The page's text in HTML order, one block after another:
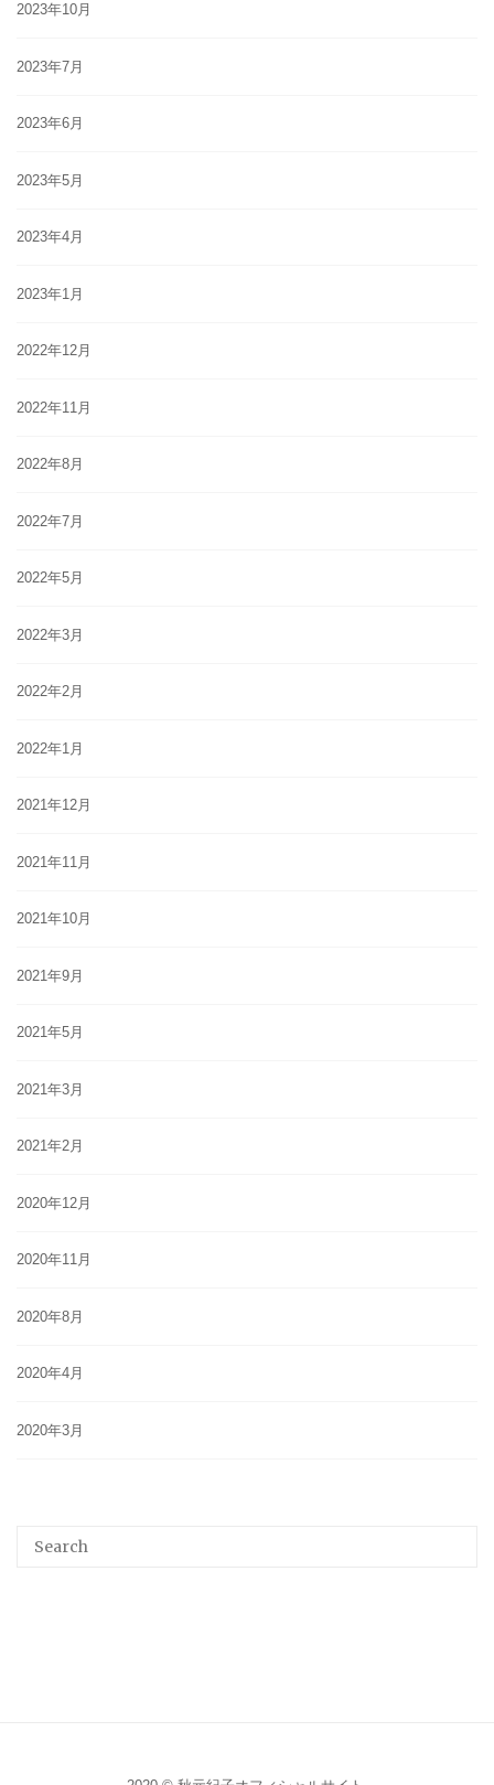
2023年10月
2023年7月
2023年6月
2023年5月
2023年4月
2023年1月
2022年12月
2022年11月
2022年8月
2022年7月
2022年5月
2022年3月
2022年2月
2022年1月
2021年12月
2021年11月
2021年10月
2021年9月
2021年5月
2021年3月
2021年2月
2020年12月
2020年11月
2020年8月
2020年4月
2020年3月